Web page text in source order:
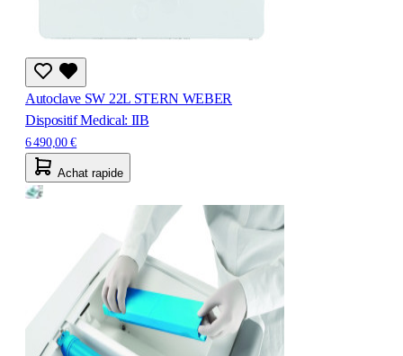
Autoclave SW 22L STERN WEBER
Dispositif Medical: IIB
6 490,00 €
Achat rapide